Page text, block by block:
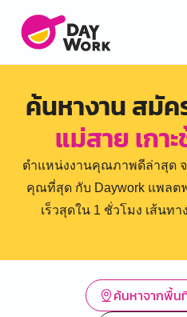
ค้นหางาน สมัค
แม่สาย เกา
ตำแหน่งงานคุณภาพดีล่าสุด
คุณที่สุด กับ Daywork แพลต
เร็วสุดใน 1 ชั่วโมง เส้นท
ค้นหาจากพื้น